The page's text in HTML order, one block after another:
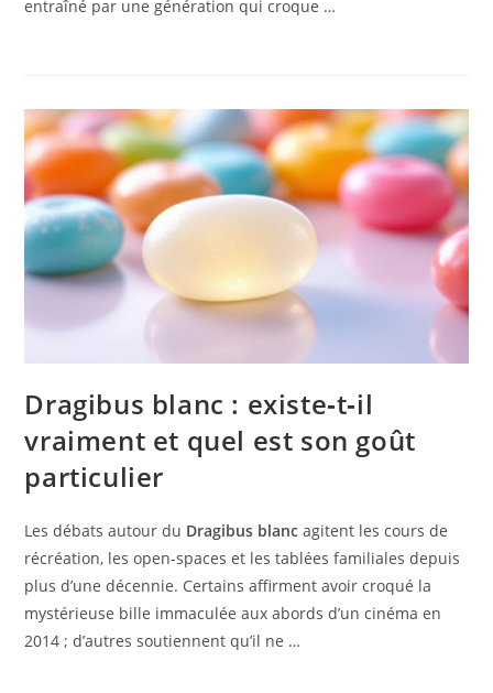
entraîné par une génération qui croque …
Dragibus blanc : existe‑t‑il
vraiment et quel est son goût
particulier
Les débats autour du Dragibus blanc agitent les cours de
récréation, les open-spaces et les tablées familiales depuis
plus d’une décennie. Certains affirment avoir croqué la
mystérieuse bille immaculée aux abords d’un cinéma en
2014 ; d’autres soutiennent qu’il ne …